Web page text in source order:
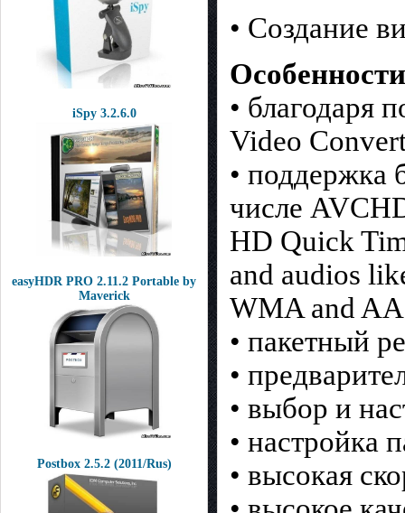
iSpy 3.2.6.0
easyHDR PRO 2.11.2 Portable by
Maverick
Postbox 2.5.2 (2011/Rus)
• Создание
• благодаря
Video
• поддержка
числе
HD Quick
and audios
WMA and
• пакетный
•
• выбор и
• настройка
• высокая